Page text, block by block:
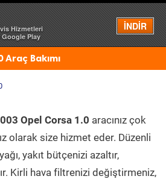
Hizmetleri
Google Play
İNDİR
Menü
Bakımı
Opel Corsa 1.0 aracınız çok
olarak size hizmet eder. Düzenli
yakıt bütçenizi azaltır,
Kirli hava filtrenizi değiştirmeniz,